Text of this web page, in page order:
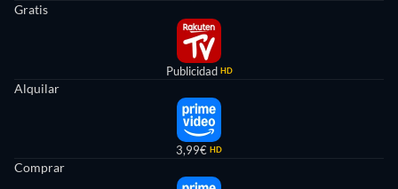
Gratis
Publicidad HD
Alquilar
3,99€ HD
Comprar